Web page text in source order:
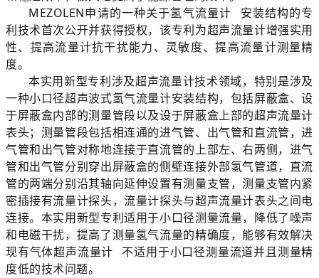
MEZOLEN申请的一种关于氢气流量计
安装结构的专
利技术首次公开并获得授权，该专利为超声流量计增强实用
性、提高流量计抗干扰能力、灵敏度、提高流量计测量精
度。
本实用新型专利涉及超声流量计技术领域，特别是涉及
一种小口径超声波式氢气流量计安装结构，包括屏蔽盒、设
于屏蔽盒内部的测量管段以及设于屏蔽盒上部的超声流量计
表头；测量管段包括相连通的进气管、出气管和直流管，进
气管和出气管对称地连接于直流管的上部左、右两侧，进气
管和出气管分别穿出屏蔽盒的侧壁连接外部氢气管道，直流
管的两端分别沿其轴向延伸设置有测量支管，测量支管内紧
密插接有流量计探头，流量计探头与超声流量计表头之间电
连接。本实用新型专利适用于小口径测量流量，降低了噪声
和电磁干扰，提高了测量氢气流量的精确度，能够有效解决
现有气体超声流量计
不适用于小口径测量流道并且测量精
度低的技术问题。